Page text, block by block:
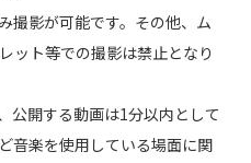
撮影が可能です。その他、ム
ット等での撮影は禁止となり
公開する動画は1分以内として
音楽を使用している場面に関